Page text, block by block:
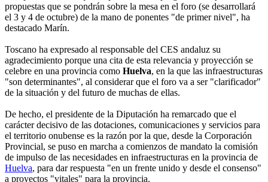
propuestas que se pondrán sobre la mesa en el foro (se desarrollará
el 3 y 4 de octubre) de la mano de ponentes "de primer nivel", ha
destacado Marín.
Toscano ha expresado al responsable del CES andaluz su
agradecimiento porque una cita de esta relevancia y proyección se
celebre en una provincia como Huelva, en la que las infraestructuras
"son determinantes", al considerar que el foro va a ser "clarificador"
de la situación y del futuro de muchas de ellas.
De hecho, el presidente de la Diputación ha remarcado que el
carácter decisivo de las dotaciones, comunicaciones y servicios para
el territorio onubense es la razón por la que, desde la Corporación
Provincial, se puso en marcha a comienzos de mandato la comisión
de impulso de las necesidades en infraestructuras en la provincia de
Huelva, para dar respuesta "en un frente unido y desde el consenso"
a proyectos "vitales" para la provincia.